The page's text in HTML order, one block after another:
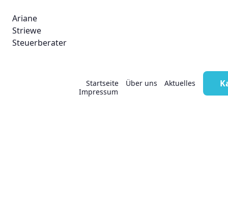
Ariane
Striewe
Steuerberater
Startseite Über uns Aktuelles
Impressum
Innergemeinschaftlich